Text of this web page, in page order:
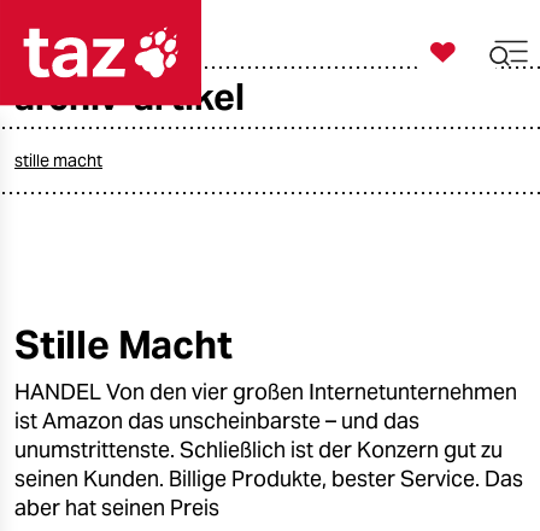
öko
gesellschaft
kultur
sport

taz zahl ich
archiv-artikel
stille macht
Stille Macht
HANDEL Von den vier großen Internetunternehmen
ist Amazon das unscheinbarste – und das
unumstrittenste. Schließlich ist der Konzern gut zu
seinen Kunden. Billige Produkte, bester Service. Das
aber hat seinen Preis